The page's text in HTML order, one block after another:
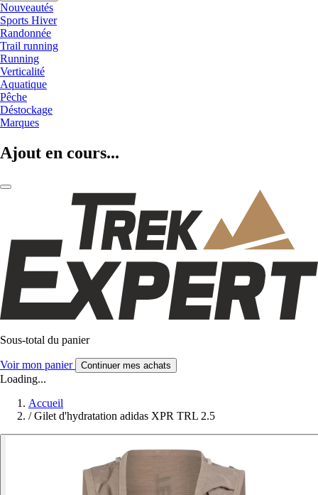
Nouveautés
Sports Hiver
Randonnée
Trail running
Running
Verticalité
Aquatique
Pêche
Déstockage
Marques
Ajout en cours...
Sous-total du panier
Voir mon panier Continuer mes achats
Loading...
Accueil
/ Gilet d'hydratation adidas XPR TRL 2.5